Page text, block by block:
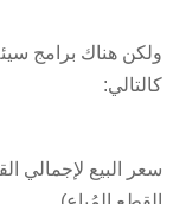
ولكن هناك برامج
كالتالي:
سعر البيع لإجمالي